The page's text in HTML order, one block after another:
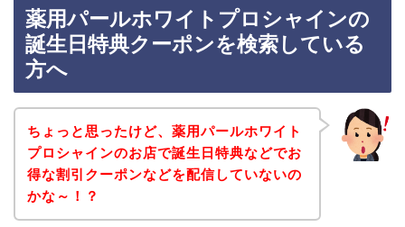
薬用パールホワイトプロシャインの
誕生日特典クーポンを検索している
方へ
ちょっと思ったけど、薬用パールホワイト
プロシャインのお店で誕生日特典などでお
得な割引クーポンなどを配信していないの
かな～！？